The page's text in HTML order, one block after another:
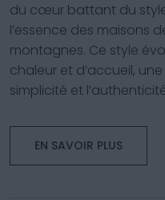
du cœur battant du
l’essence des maisons
montagnes. Ce style
chaleur et d’accueil,
simplicité et
EN SAVOIR PLUS